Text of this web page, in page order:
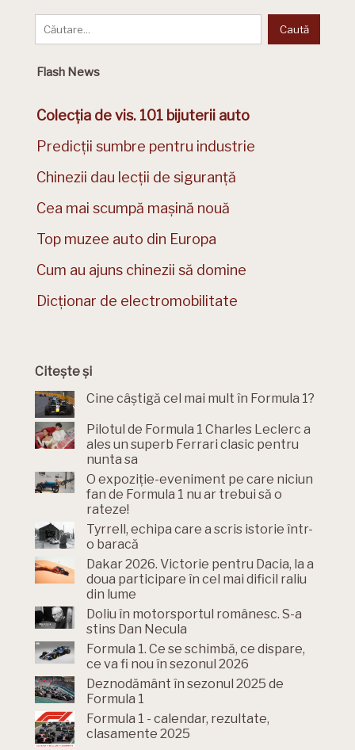
Flash News
Colecția de vis. 101 bijuterii auto
Predicții sumbre pentru industrie
Chinezii dau lecții de siguranță
Cea mai scumpă mașină nouă
Top muzee auto din Europa
Cum au ajuns chinezii să domine
Dicționar de electromobilitate
Citește și
Cine câștigă cel mai mult în Formula 1?
Pilotul de Formula 1 Charles Leclerc a
ales un superb Ferrari clasic pentru
nunta sa
O expoziție-eveniment pe care niciun
fan de Formula 1 nu ar trebui să o
rateze!
Tyrrell, echipa care a scris istorie într-
o baracă
Dakar 2026. Victorie pentru Dacia, la a
doua participare în cel mai dificil raliu
din lume
Doliu în motorsportul românesc. S-a
stins Dan Necula
Formula 1. Ce se schimbă, ce dispare,
ce va fi nou în sezonul 2026
Deznodământ în sezonul 2025 de
Formula 1
Formula 1 - calendar, rezultate,
clasamente 2025